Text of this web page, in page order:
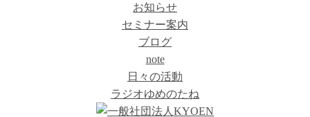
ー
お知らせ
セミナー案内
ブログ
note
日々の活動
ラジオゆめのたね